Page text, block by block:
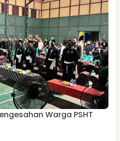
Warga PSHT